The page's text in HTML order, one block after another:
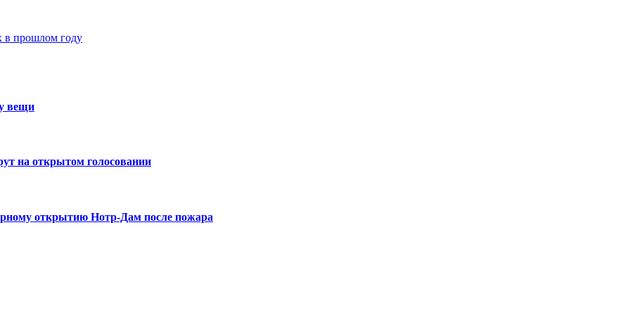
в прошлом году
вещи
на открытом голосовании
открытию Нотр-Дам после пожара